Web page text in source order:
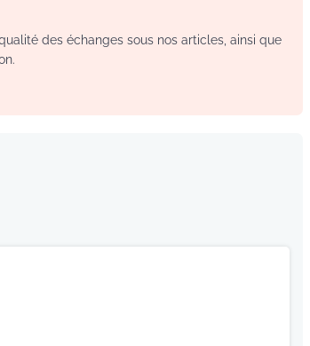
des échanges sous nos articles, ainsi que